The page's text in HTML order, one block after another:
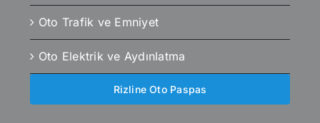
Oto Trafik ve Emniyet
Oto Elektrik ve Aydınlatma
Rizline Oto Paspas